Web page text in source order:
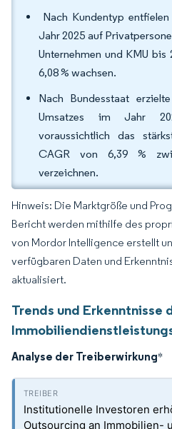
Nach Kundentyp
Jahr 2025 auf
Unternehmen und KMU
6,08 % wachsen.
Nach Bundesstaat
Umsatzes im Jahr
voraussichtlich das
CAGR von 6,39 %
verzeichnen.
Hinweis: Die Marktgröße und
Bericht werden mithilfe des
von Mordor Intelligence erstellt
verfügbaren Daten und
aktualisiert.
Trends und Erkenntnisse
Analyse der Treiberwirkung*
Institutionelle Investoren
Outsourcing an Immobilien-